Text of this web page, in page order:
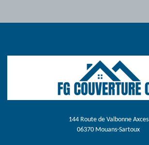
144 Route de Valbonne Axces
06370 Mouans-Sartoux